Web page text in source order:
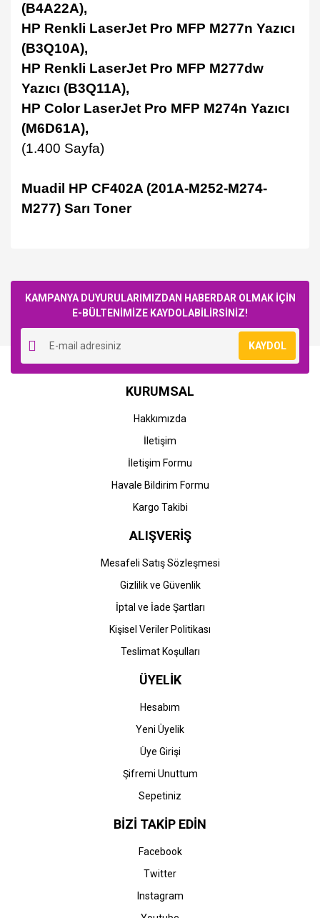
(B4A22A),
HP Renkli LaserJet Pro MFP M277n Yazıcı
(B3Q10A),
HP Renkli LaserJet Pro MFP M277dw
Yazıcı (B3Q11A),
HP Color LaserJet Pro MFP M274n Yazıcı
(M6D61A),
(1.400 Sayfa)
Muadil HP CF402A (201A-M252-M274-
M277) Sarı Toner
KAMPANYA DUYURULARIMIZDAN HABERDAR OLMAK İÇİN
E-BÜLTENİMİZE KAYDOLABİLİRSİNİZ!
KAYDOL
KURUMSAL
Hakkımızda
İletişim
İletişim Formu
Havale Bildirim Formu
Kargo Takibi
ALIŞVERİŞ
Mesafeli Satış Sözleşmesi
Gizlilik ve Güvenlik
İptal ve İade Şartları
Kişisel Veriler Politikası
Teslimat Koşulları
ÜYELİK
Hesabım
Yeni Üyelik
Üye Girişi
Şifremi Unuttum
Sepetiniz
BİZİ TAKİP EDİN
Facebook
Twitter
Instagram